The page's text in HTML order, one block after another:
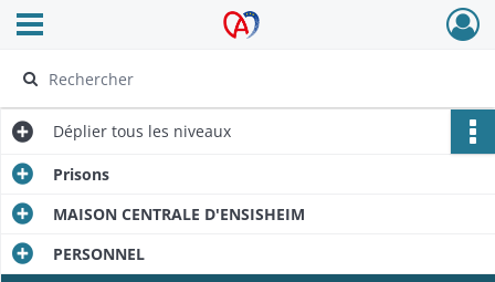
Archives Alsace - Colmar
Ouvrir le menu déroulant
Déplier tous les niveaux
Prisons
MAISON CENTRALE D'ENSISHEIM
PERSONNEL